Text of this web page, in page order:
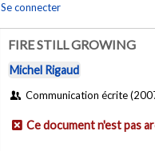
Se connecter
FIRE STILL GROWING
Michel Rigaud
Communication écrite
Ce document n'est pas